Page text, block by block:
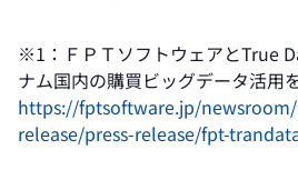
※1：ＦＰＴソフトウェアとTrue
ナム国内の購買ビッグデータ活用
https://fptsoftware.jp/
release/press-release/fpt-